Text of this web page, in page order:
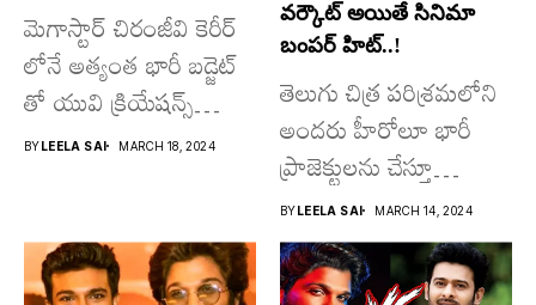
మెగాస్టార్ చిరంజీవి కెరీర్
లోనే అత్యంత భారీ బడ్జెట్
తో యువి క్రియేషన్స్
రూపొందిస్తున్న
BY LEELA SAI MARCH 18, 2024
వర్కౌట్ అయితే సినిమా
బంపర్ హిట్..!
తెలుగు చిత్ర పరిశ్రమలోని
అందరు హీరోలూ భారీ
ప్రాజెక్టులను చేస్తూ
దూసుకుపోతోన్నారు.
అందులో కొందరు
మాత్రమే...
BY LEELA SAI MARCH 14, 2024